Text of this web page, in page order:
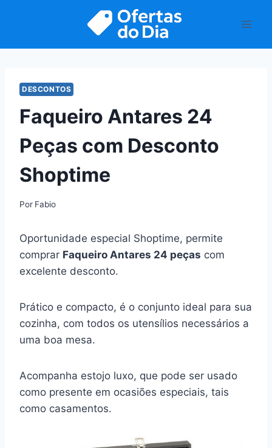
DESCONTOS
Faqueiro Antares 24
Peças com Desconto
Shoptime
Por Fabio
Oportunidade especial Shoptime, permite
comprar Faqueiro Antares 24 peças com
excelente desconto.
Prático e compacto, é o conjunto ideal para sua
cozinha, com todos os utensílios necessários a
uma boa mesa.
Acompanha estojo luxo, que pode ser usado
como presente em ocasiões especiais, tais
como casamentos.